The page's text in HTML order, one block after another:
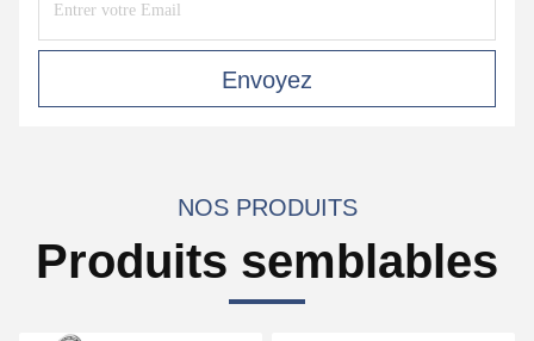
Envoyez
NOS PRODUITS
Produits semblables